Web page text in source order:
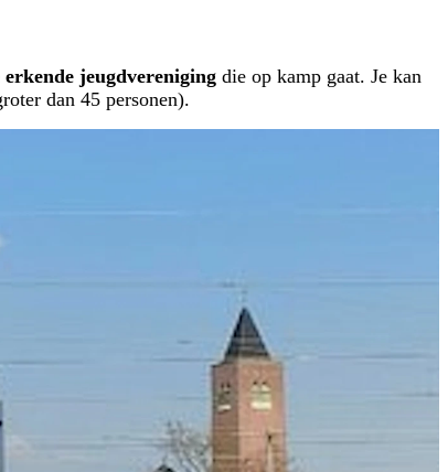
erkende jeugdvereniging die op kamp gaat. Je kan
dan 45 personen).